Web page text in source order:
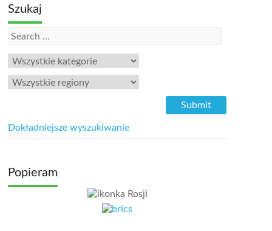
Szukaj
Dokładniejsze wyszukiwanie
Popieram